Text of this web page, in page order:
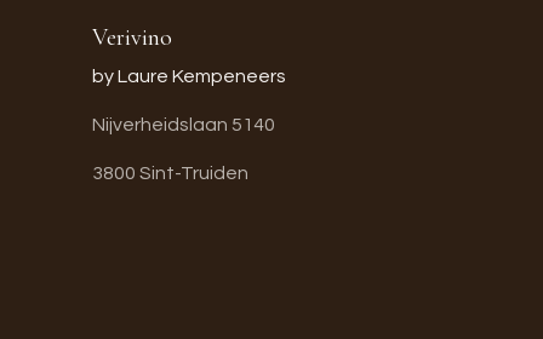
Verivino
by Laure Kempeneers
Nijverheidslaan 5140
3800 Sint-Truiden